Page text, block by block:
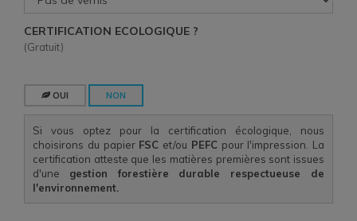
CERTIFICATION ECOLOGIQUE ?
(Gratuit)
OUI NON
Si vous optez pour la certification écologique, nous
choisirons du papier FSC et/ou PEFCpour l'impression. La
certification atteste que les matières premières sont issues
d'une gestion forestière durable respectueuse de
l'environnement.